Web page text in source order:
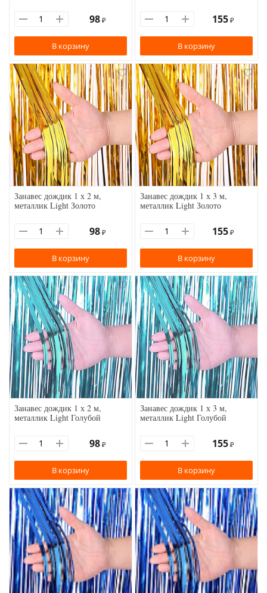
98 ₽
В корзину
155 ₽
В корзину
Занавес дождик 1 х 2 м,
металлик Light Золото
98 ₽
В корзину
Занавес дождик 1 х 3 м,
металлик Light Золото
155 ₽
В корзину
Занавес дождик 1 х 2 м,
металлик Light Голубой
98 ₽
В корзину
Занавес дождик 1 х 3 м,
металлик Light Голубой
155 ₽
В корзину